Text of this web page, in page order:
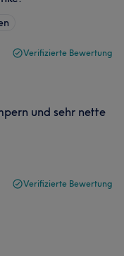
Verifizierte Bewertung
und sehr nette
Verifizierte Bewertung